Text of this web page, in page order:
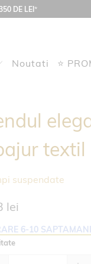
DE LEI*
Noutati ⭐
suspendate
lei
6-10 SAPTAMANI